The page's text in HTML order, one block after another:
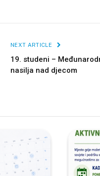
NEXT ARTICLE
19. studeni –
nasilja nad djecom